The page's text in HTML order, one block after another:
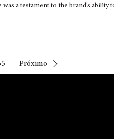
was a testament to the brand's ability
Próximo